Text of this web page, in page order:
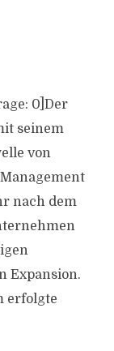
0]Der
seinem
von
nach dem
Expansion.
erfolgte